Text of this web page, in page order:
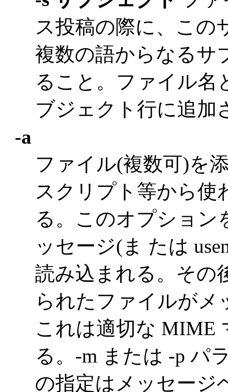
ス投稿の際に、この
複数の語からなるサ
ること。ファイル名
ブジェクト行に追加
-a
ファイル(複数可)を
スクリプト等から使
る。このオプション
ッセージ(ま たは
読み込まれる。その
られたファイルがメ
これは適切な MIME
る。-m または -p パ
の指定はメッセージ